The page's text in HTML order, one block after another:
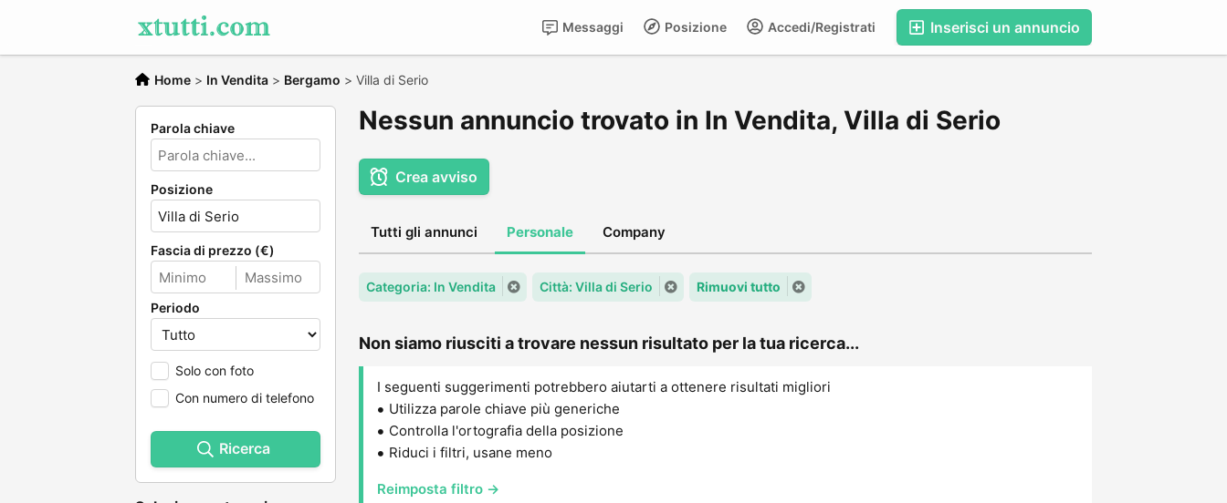
Inserisci un annuncio
Accedi/Registrati
Posizione
Messaggi
Home > In Vendita > Bergamo > Villa di Serio
Parola chiave
Posizione
Fascia di prezzo (€)
Periodo
Solo con foto
Con numero di telefono
Ricerca
Nessun annuncio trovato in In Vendita, Villa di Serio
Crea avviso
Tutti gli annunci Personale Company
Categoria: In Vendita Città: Villa di Serio Rimuovi tutto
Non siamo riusciti a trovare nessun risultato per la tua ricerca...
I seguenti suggerimenti potrebbero aiutarti a ottenere risultati migliori
Utilizza parole chiave più generiche
Controlla l'ortografia della posizione
Riduci i filtri, usane meno
Reimposta filtro →